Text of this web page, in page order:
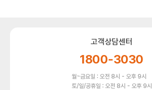
고객상담센터
1800-3030
월~금요일 : 오전 8시 - 오후 9시
토/일/공휴일 : 오전 8시 - 오후 9시